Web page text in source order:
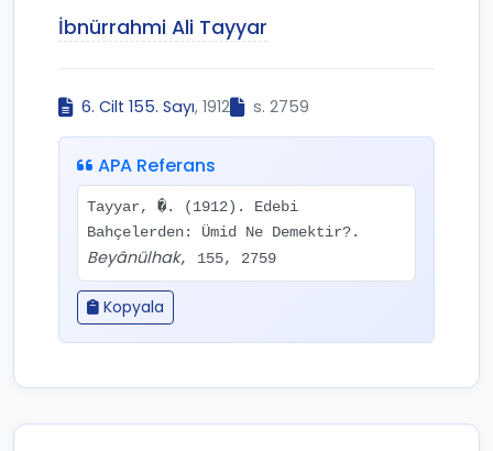
İbnürrahmi Ali Tayyar
6. Cilt 155. Sayı, 1912 s. 2759
APA Referans
Tayyar, �. (1912). Edebi
Bahçelerden: Ümid Ne Demektir?.
Beyânülhak, 155, 2759
Kopyala